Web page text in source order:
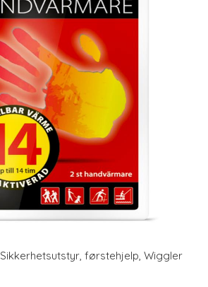
Sikkerhetsutstyr, førstehjelp, Wiggler